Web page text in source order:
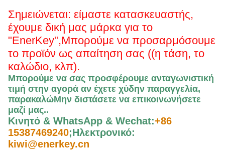
Σημειώνεται: είμαστε κατασκευαστής,
έχουμε δική μας μάρκα για το
"EnerKey",Μπορούμε να προσαρμόσουμε
το προϊόν ως απαίτηση σας ((η τάση, το
καλώδιο, κλπ).
Μπορούμε να σας προσφέρουμε ανταγωνιστική
τιμή στην αγορά αν έχετε χύδην παραγγελία,
παρακαλώΜην διστάσετε να επικοινωνήσετε
μαζί μας..
Κινητό & WhatsApp & Wechat:+86
15387469240;Ηλεκτρονικό:
kiwi@enerkey.cn